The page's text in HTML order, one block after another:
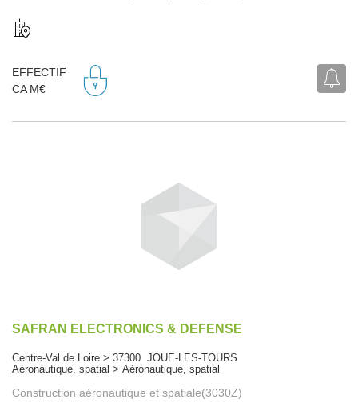
EFFECTIF
CA M€
SAFRAN ELECTRONICS & DEFENSE
Centre-Val de Loire > 37300 JOUE-LES-TOURS
Aéronautique, spatial > Aéronautique, spatial
Construction aéronautique et spatiale(3030Z)